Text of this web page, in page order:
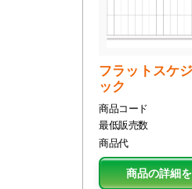
フラットスケ
ック
商品コード
最低販売数
商品代
商品の詳細